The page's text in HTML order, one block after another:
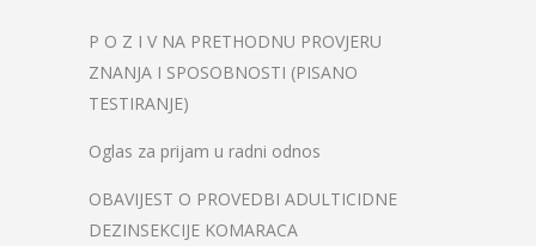
P O Z I V NA PRETHODNU PROVJERU
ZNANJA I SPOSOBNOSTI (PISANO
TESTIRANJE)
Oglas za prijam u radni odnos
OBAVIJEST O PROVEDBI ADULTICIDNE
DEZINSEKCIJE KOMARACA